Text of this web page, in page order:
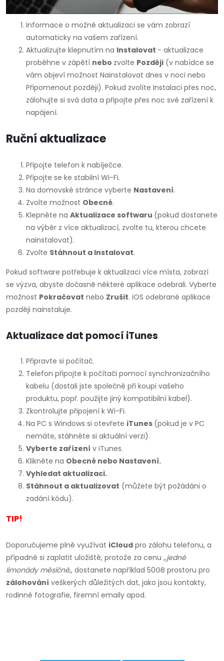
Informace o možné aktualizaci se vám zobrazí
automaticky na vašem zařízení.
Aktualizujte klepnutím na Instalovat - aktualizace
proběhne v zápětí nebo zvolte Později (v nabídce se
vám objeví možnost Nainstalovat dnes v noci nebo
Připomenout později). Pokud zvolíte Instalaci přes noc,
zálohujte si svá data a připojte přes noc své zařízení k
napájení.
Ruční aktualizace
Připojte telefon k nabíječce.
Připojte se ke stabilní Wi-Fi.
Na domovské stránce vyberte Nastavení.
Zvolte možnost Obecné.
Klepněte na Aktualizace softwaru (pokud dostanete
na výběr z více aktualizací, zvolte tu, kterou chcete
nainstalovat).
Zvolte Stáhnout a Instalovat.
Pokud software potřebuje k aktualizaci více místa, zobrazí
se výzva, abyste dočasně některé aplikace odebrali. Vyberte
možnost Pokračovat nebo Zrušit. iOS odebrané aplikace
později nainstaluje.
Aktualizace dat pomocí iTunes
Připravte si počítač.
Telefon připojte k počítači pomocí synchronizačního
kabelu (dostali jste společně při koupi vašeho
produktu, popř. použijte jiný kompatibilní kabel).
Zkontrolujte připojení k Wi-Fi.
Na PC s Windows si otevřete iTunes (pokud je v PC
nemáte, stáhněte si aktuální verzi).
Vyberte zařízení v iTunes.
Klikněte na Obecné nebo Nastavení.
Vyhledat aktualizaci.
Stáhnout a aktualizovat (můžete být požádáni o
zadání kódu).
TIP!
Doporučujeme plně využívat iCloud pro zálohu telefonu, a
případně si zaplatit uložiště, protože za cenu ,,jedné
limonády měsíčně,, dostanete například 50GB prostoru pro
zálohování veškerých důležitých dat, jako jsou kontakty,
rodinné fotografie, firemní emaily apod.